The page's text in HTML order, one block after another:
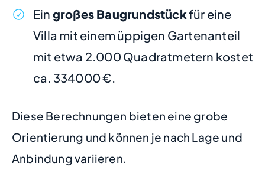
Ein großes Baugrundstückfür eine
Villa mit einem üppigen Gartenanteil
mit etwa 2.000 Quadratmetern kostet
ca. 334000 €.
Diese Berechnungen bieten eine grobe
Orientierung und können je nach Lage und
Anbindung variieren.